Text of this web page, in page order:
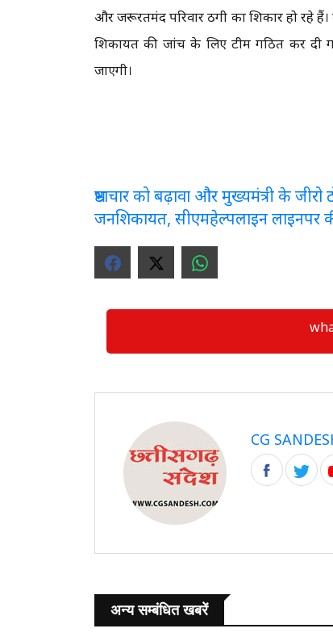
और जरूरतमंद परिवार ठगी का शिकार हो रहे
शिकायत की जांच के लिए टीम गठित कर दी
जाएगी।
भ्रष्टाचार को बढ़ावा और मुख्यमंत्री के
जनशिकायत, सीएमहेल्पलाइन
CG
अन्य सम्बंधित खबरें